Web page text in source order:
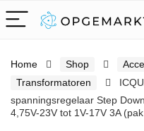
Home Shop
Transformatoren
spanningsregelaar Step
4,75V-23V tot 1V-17V 3A